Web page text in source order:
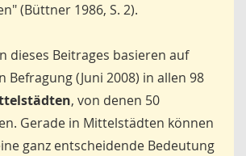
(Büttner 1986, S. 2).
dieses Beitrages basieren auf
Befragung (Juni 2008) in allen 98
, von denen 50
Gerade in Mittelstädten können
ganz entscheidende Bedeutung